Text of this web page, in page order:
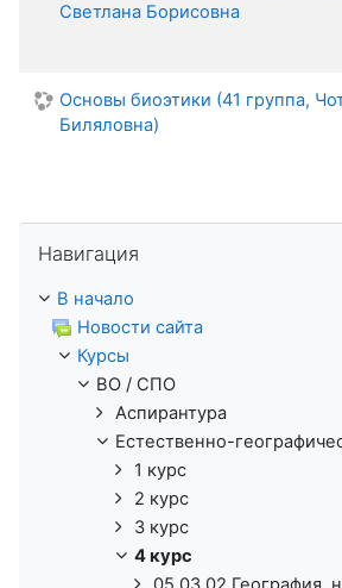
Светлана Борисовна
Основы биоэтики (41 группа,
Биляловна)
Навигация
В начало
Новости сайта
Курсы
ВО / СПО
Аспирантура
Естественно-
1 курс
2 курс
3 курс
4 курс